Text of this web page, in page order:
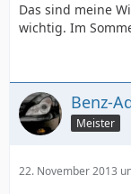
Das sind meine
wichtig. Im
Benz-
Meister
22. November 2013